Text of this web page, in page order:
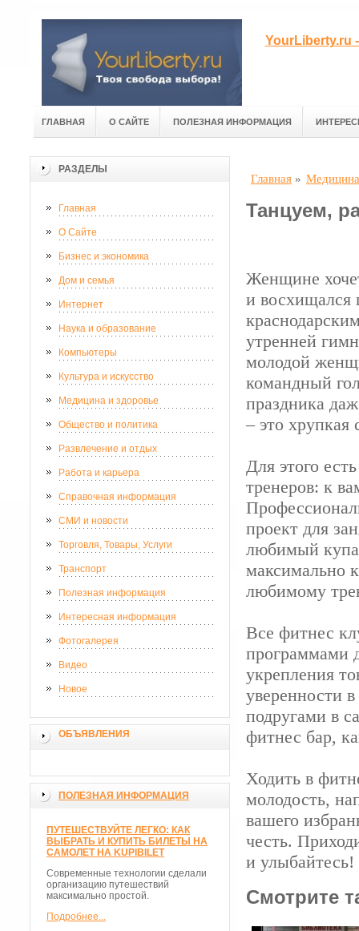
YourLiberty.ru
ГЛАВНАЯ О САЙТЕ ПОЛЕЗНАЯ ИНФОРМАЦИЯ
РАЗДЕЛЫ
Главная
О Сайте
Бизнес и экономика
Дом и семья
Интернет
Наука и образование
Компьютеры
Культура и искусство
Медицина и здоровье
Общество и политика
Развлечение и отдых
Работа и карьера
Справочная информация
СМИ и новости
Торговля, Товары, Услуги
Транспорт
Полезная информация
Интересная информация
Фотогалерея
Видео
Новое
ОБЪЯВЛЕНИЯ
ПОЛЕЗНАЯ ИНФОРМАЦИЯ
ПУТЕШЕСТВУЙТЕ ЛЕГКО: КАК
ВЫБРАТЬ И КУПИТЬ БИЛЕТЫ НА
САМОЛЕТ НА KUPIBILET
Современные технологии сделали
организацию путешествий
максимально простой.
Подробнее...
Главная »
Танцуем,
Женщине
и восхищался
утренней
молодой
командный
праздника
– это хрупкая
Для этого
тренеров: к
проект для
любимый
максимально
любимому
Все фитнес
программами
укрепления
уверенности
подругами в
фитнес бар,
Ходить в
молодость,
вашего
честь.
и улыбайтесь!
Смотрите